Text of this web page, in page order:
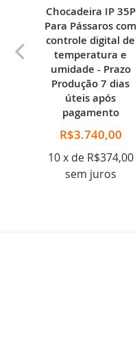
Chocadeira IP 35P
Para Pássaros com
controle digital de
temperatura e
umidade - Prazo
Produção 7 dias
úteis após
pagamento
R$3.740,00
10 x de R$374,00
sem juros